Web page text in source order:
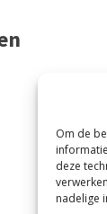
Om de
deze
nadelige